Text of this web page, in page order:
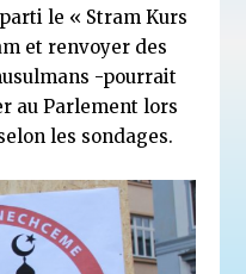
le « Stram Kurs
et renvoyer des
-pourrait
au Parlement lors
les sondages.